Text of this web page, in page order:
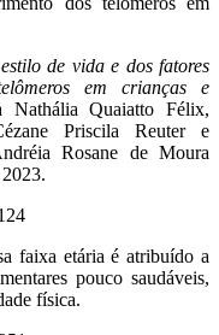
de vida e dos fatores
em crianças e
Nathália Quaiatto Félix,
Priscila Reuter e
Rosane de Moura
faixa etária é atribuído a
pouco saudáveis,
física.